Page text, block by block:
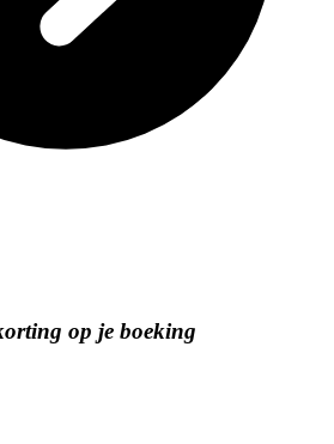
op je boeking